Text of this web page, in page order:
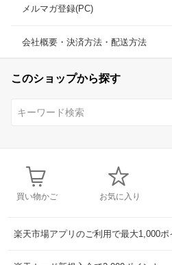
メルマガ登録(PC)
会社概要・決済方法・配送方法
このショップから探す
買い物かご お気に入り
楽天市場アプリのご利用で最大1,000ポ